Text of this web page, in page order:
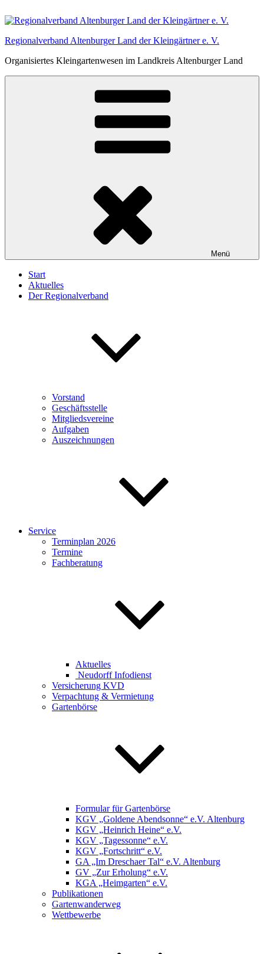
Inhalt
Regionalverband Altenburger Land der Kleingärtner e. V.
Organisiertes Kleingartenwesen im Landkreis Altenburger Land
Menü
Start
Aktuelles
Der Regionalverband
Vorstand
Geschäftsstelle
Mitgliedsvereine
Aufgaben
Auszeichnungen
Service
Terminplan 2026
Termine
Fachberatung
Aktuelles
Neudorff Infodienst
Versicherung KVD
Verpachtung & Vermietung
Gartenbörse
Formular für Gartenbörse
KGV „Goldene Abendsonne“ e.V. Altenburg
KGV „Heinrich Heine“ e.V.
KGV „Tagessonne“ e.V.
KGV „Fortschritt“ e.V.
GA „Im Dreschaer Tal“ e.V. Altenburg
GV „Zur Erholung“ e.V.
KGA „Heimgarten“ e.V.
Publikationen
Gartenwanderweg
Wettbewerbe